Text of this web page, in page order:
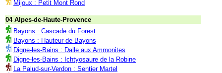
Mijoux : Petit Mont Rond
04 Alpes-de-Haute-Provence
Bayons : Cascade du Forest
Bayons : Hauteur de Bayons
Digne-les-Bains : Dalle aux Ammonites
Digne-les-Bains : Ichtyosaure de la Robine
La Palud-sur-Verdon : Sentier Martel